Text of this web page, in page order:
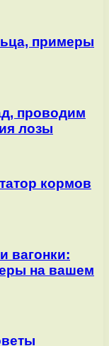
примеры
проводим
лозы
кормов
вагонки:
на вашем